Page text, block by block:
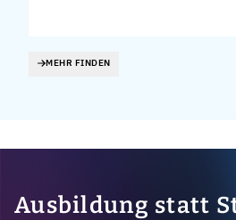
MEHR FINDEN
Ausbildung statt